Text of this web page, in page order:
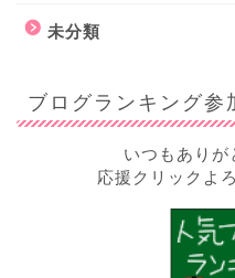
未分類
ブログランキング参
いつもありが
応援クリックよ